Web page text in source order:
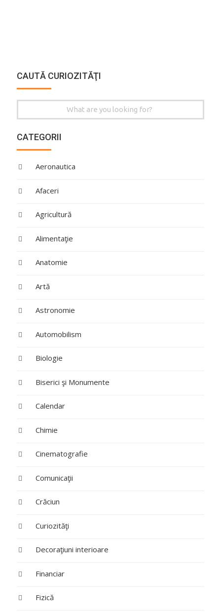
CAUTĂ CURIOZITĂŢI
Search
CATEGORII
Aeronautica
Afaceri
Agricultură
Alimentaţie
Anatomie
Artă
Astronomie
Automobilism
Biologie
Biserici şi Monumente
Calendar
Chimie
Cinematografie
Comunicaţii
Crăciun
Curiozităţi
Decoraţiuni interioare
Financiar
Fizică